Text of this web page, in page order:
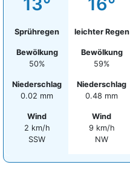
Sprühregen
Bewölkung
50%
Niederschlag
0.02 mm
Wind
2 km/h
SSW
leichter Regen
Bewölkung
59%
Niederschlag
0.48 mm
Wind
9 km/h
NW